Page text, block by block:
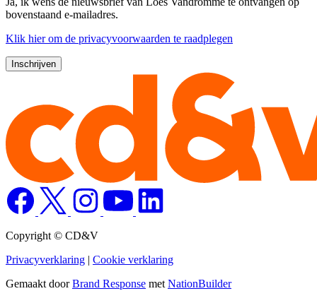
bovenstaand e-mailadres.
Klik hierom de privacyvoorwaarden te raadplegen
Copyright © CD&V
Privacyverklaring | Cookie verklaring
Gemaakt doorBrand Response met NationBuilder